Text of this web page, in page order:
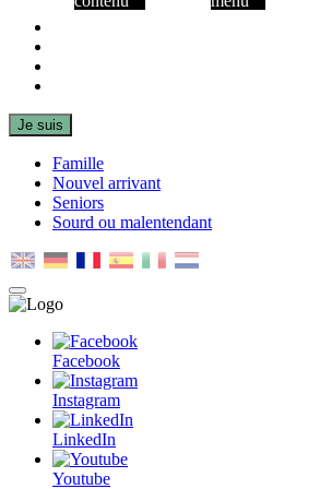
Je suis
Famille
Nouvel arrivant
Seniors
Sourd ou malentendant
MENU
PRINCIPAL
Facebook
Instagram
LinkedIn
Youtube